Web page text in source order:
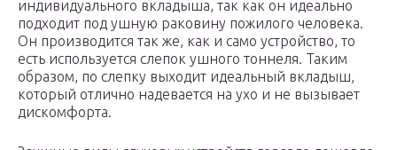
индивидуального вкладыша, так как он идеально
подходит под ушную раковину пожилого человека.
Он производится так же, как и само устройство, то
есть используется слепок ушного тоннеля. Таким
образом, по слепку выходит идеальный вкладыш,
который отлично надевается на ухо и не вызывает
дискомфорта.